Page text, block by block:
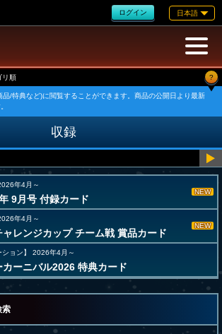
ログイン 日本語
リ順 ?
/特典など)に閲覧することができます。商品の公開日より最新
収録
索
年4月～
9月号 付録カード
NEW
年4月～
レンジカップ チーム戦 賞品カード
NEW
ション】 2026年4月～
ーニバル2026 特典カード